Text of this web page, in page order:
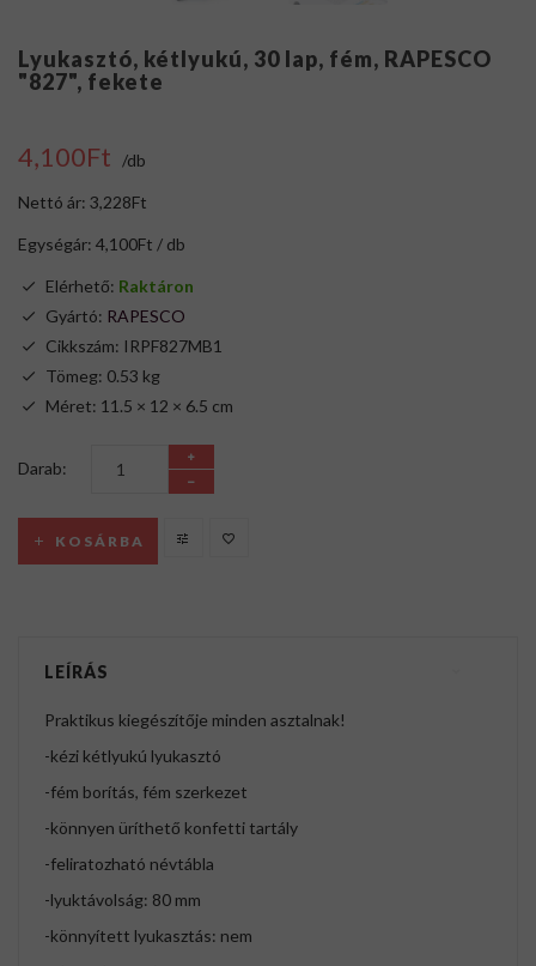
Lyukasztó, kétlyukú, 30 lap, fém, RAPESCO
"827", fekete
4,100Ft /db
Nettó ár: 3,228Ft
Egységár: 4,100Ft / db
Elérhető: Raktáron
Gyártó: RAPESCO
Cikkszám: IRPF827MB1
Tömeg: 0.53 kg
Méret: 11.5 × 12 × 6.5 cm
Darab:
KOSÁRBA
LEÍRÁS
Praktikus kiegészítője minden asztalnak!
-kézi kétlyukú lyukasztó
-fém borítás, fém szerkezet
-könnyen üríthető konfetti tartály
-feliratozható névtábla
-lyuktávolság: 80 mm
-könnyített lyukasztás: nem